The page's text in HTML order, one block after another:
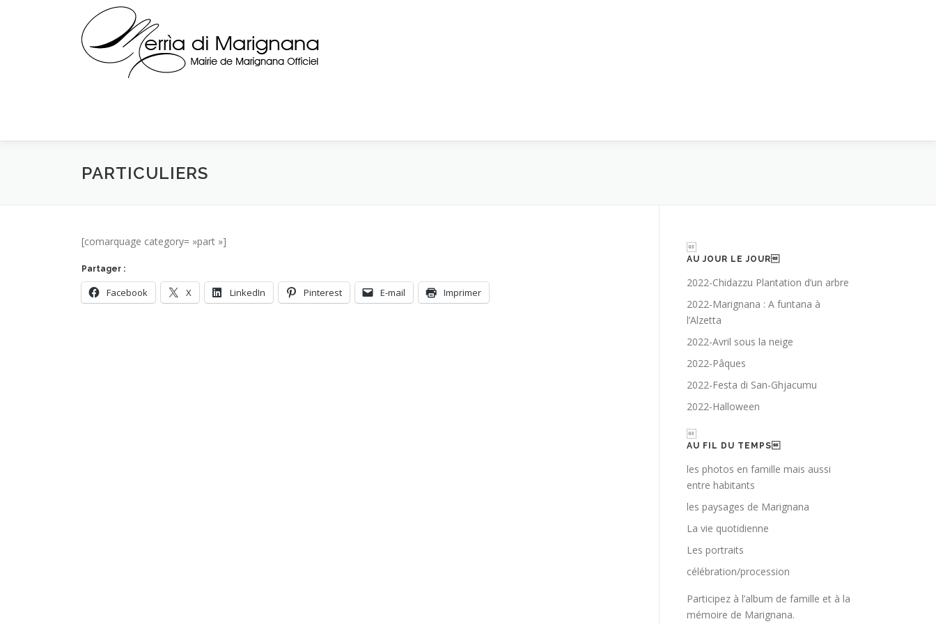
PARTICULIERS
[comarquage category= »part »]
Partager :
Facebook X LinkedIn Pinterest E-mail Imprimer
AU JOUR LE JOUR
2022-Chidazzu Plantation d’un arbre
2022-Marignana : A funtana à
l’Alzetta
2022-Avril sous la neige
2022-Pâques
2022-Festa di San-Ghjacumu
2022-Halloween
AU FIL DU TEMPS
les photos en famille mais aussi
entre habitants
les paysages de Marignana
La vie quotidienne
Les portraits
célébration/procession
Participez à l’album de famille et à la
mémoire de Marignana.